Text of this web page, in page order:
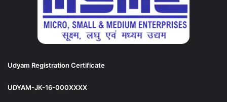
Udyam Registration Certificate
UDYAM-JK-16-000XXXX